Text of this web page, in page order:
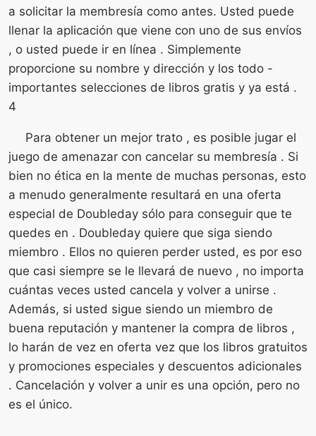
a solicitar la membresía como antes. Usted puede
llenar la aplicación que viene con uno de sus envíos
, o usted puede ir en línea . Simplemente
proporcione su nombre y dirección y los todo -
importantes selecciones de libros gratis y ya está .
4
Para obtener un mejor trato , es posible jugar el
juego de amenazar con cancelar su membresía . Si
bien no ética en la mente de muchas personas, esto
a menudo generalmente resultará en una oferta
especial de Doubleday sólo para conseguir que te
quedes en . Doubleday quiere que siga siendo
miembro . Ellos no quieren perder usted, es por eso
que casi siempre se le llevará de nuevo , no importa
cuántas veces usted cancela y volver a unirse .
Además, si usted sigue siendo un miembro de
buena reputación y mantener la compra de libros ,
lo harán de vez en oferta vez que los libros gratuitos
y promociones especiales y descuentos adicionales
. Cancelación y volver a unir es una opción, pero no
es el único.